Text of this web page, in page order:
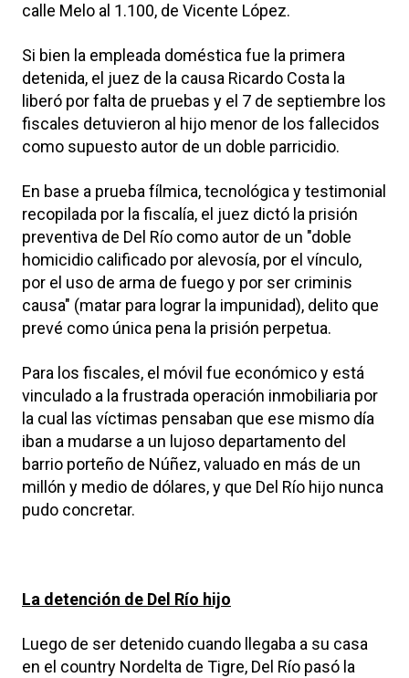
calle Melo al 1.100, de Vicente López.
Si bien la empleada doméstica fue la primera
detenida, el juez de la causa Ricardo Costa la
liberó por falta de pruebas y el 7 de septiembre los
fiscales detuvieron al hijo menor de los fallecidos
como supuesto autor de un doble parricidio.
En base a prueba fílmica, tecnológica y testimonial
recopilada por la fiscalía, el juez dictó la prisión
preventiva de Del Río como autor de un "doble
homicidio calificado por alevosía, por el vínculo,
por el uso de arma de fuego y por ser criminis
causa" (matar para lograr la impunidad), delito que
prevé como única pena la prisión perpetua.
Para los fiscales, el móvil fue económico y está
vinculado a la frustrada operación inmobiliaria por
la cual las víctimas pensaban que ese mismo día
iban a mudarse a un lujoso departamento del
barrio porteño de Núñez, valuado en más de un
millón y medio de dólares, y que Del Río hijo nunca
pudo concretar.
La detención de Del Río hijo
Luego de ser detenido cuando llegaba a su casa
en el country Nordelta de Tigre, Del Río pasó la